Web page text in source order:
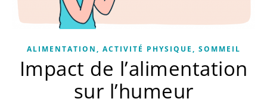
ALIMENTATION, ACTIVITÉ PHYSIQUE, SOMMEIL
Impact de l’alimentation
sur l’humeur